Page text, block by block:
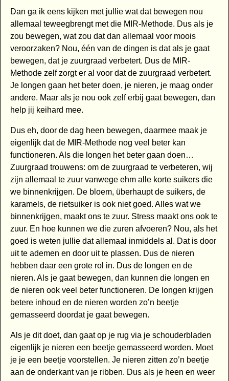
Dan ga ik eens kijken met jullie wat dat bewegen nou
allemaal teweegbrengt met die MIR-Methode. Dus als je
zou bewegen, wat zou dat dan allemaal voor moois
veroorzaken? Nou, één van de dingen is dat als je gaat
bewegen, dat je zuurgraad verbetert. Dus de MIR-
Methode zelf zorgt er al voor dat de zuurgraad verbetert.
Je longen gaan het beter doen, je nieren, je maag onder
andere. Maar als je nou ook zelf erbij gaat bewegen, dan
help jij keihard mee.
Dus eh, door de dag heen bewegen, daarmee maak je
eigenlijk dat de MIR-Methode nog veel beter kan
functioneren. Als die longen het beter gaan doen…
Zuurgraad trouwens: om de zuurgraad te verbeteren, wij
zijn allemaal te zuur vanwege ehm alle korte suikers die
we binnenkrijgen. De bloem, überhaupt de suikers, de
karamels, de rietsuiker is ook niet goed. Alles wat we
binnenkrijgen, maakt ons te zuur. Stress maakt ons ook te
zuur. En hoe kunnen we die zuren afvoeren? Nou, als het
goed is weten jullie dat allemaal inmiddels al. Dat is door
uit te ademen en door uit te plassen. Dus de nieren
hebben daar een grote rol in. Dus de longen en de
nieren. Als je gaat bewegen, dan kunnen die longen en
de nieren ook veel beter functioneren. De longen krijgen
betere inhoud en de nieren worden zo’n beetje
gemasseerd doordat je gaat bewegen.
Als je dit doet, dan gaat op je rug via je schouderbladen
eigenlijk je nieren een beetje gemasseerd worden. Moet
je je een beetje voorstellen. Je nieren zitten zo’n beetje
aan de onderkant van je ribben. Dus als je heen en weer